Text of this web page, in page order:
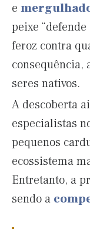
e
peixe
feroz contra
consequência,
seres nativos.
A descoberta
especialistas
pequenos
ecossistema
Entretanto, a
sendo a